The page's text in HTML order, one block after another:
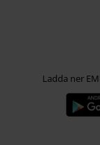
Ladda ner